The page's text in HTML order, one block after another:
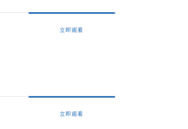
立即观看
立即观看